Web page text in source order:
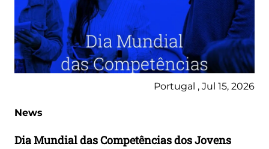
Portugal , Jul 15, 2026
News
Dia Mundial das Competências dos Jovens